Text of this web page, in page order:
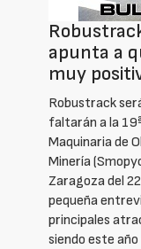
apunta a
muy
Robustrack
faltarán a la
Maquinaria de
Minería
Zaragoza del
pequeña
principales
siendo este